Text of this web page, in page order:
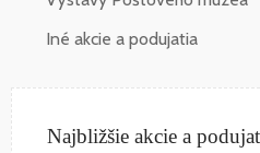
Iné akcie a podujatia
Najbližšie akcie a